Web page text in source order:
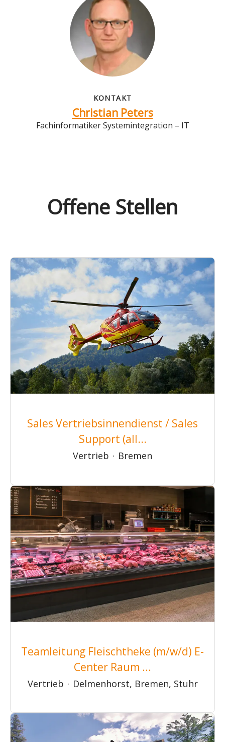
KONTAKT
Christian Peters
Fachinformatiker Systemintegration – IT
Offene Stellen
Sales Vertriebsinnendienst / Sales
Support (all...
Vertrieb · Bremen
Teamleitung Fleischtheke (m/w/d) E-
Center Raum ...
Vertrieb · Delmenhorst, Bremen, Stuhr